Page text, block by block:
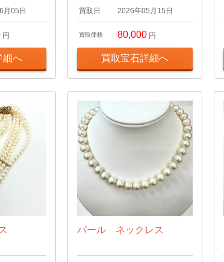
月05日
円
細へ
買取日 2026年05月15日
買取価格 80,000 円
買取宝石詳細へ
パール ネックレス